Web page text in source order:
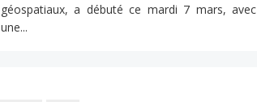
géospatiaux, a débuté ce mardi 7 mars, avec
une...